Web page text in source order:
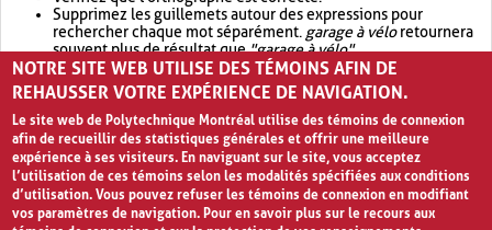
Supprimez les guillemets autour des expressions pour
rechercher chaque mot séparément. garage à véloretournera
souvent plus de résultat que"garage à vélo".
Envisagez d'élargir votre recherche avec OR.garage OR vélo
retournera souvent plus de résultat quegarage à vélo
NOTRE SITE WEB UTILISE DES TÉMOINS AFIN DE
REHAUSSER VOTRE EXPÉRIENCE DE NAVIGATION.
Le site web de Polytechnique Montréal utilise des témoins de connexion
afin de recueillir des statistiques générales et offrir une meilleure
expérience à ses visiteurs. En naviguant sur le site, vous acceptez
l’utilisation de ces témoins selon les modalités spécifiées aux conditions
d’utilisation. Vous pouvez refuser les témoins de connexion en modifiant
vos paramètres de navigation. Pour en savoir plus sur le recours aux